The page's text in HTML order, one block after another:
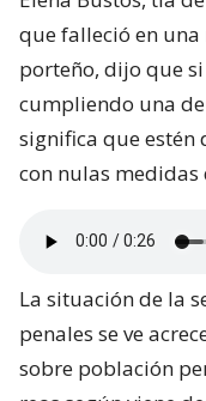
que falleció en
porteño, dijo que
cumpliendo una
significa que
con nulas medidas
La situación de la
penales se ve
sobre población